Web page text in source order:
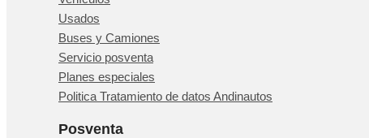
Usados
Buses y Camiones
Servicio posventa
Planes especiales
Politica Tratamiento de datos Andinautos
Posventa